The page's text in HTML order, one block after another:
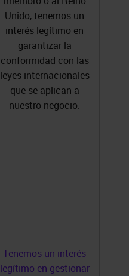
Unido, tenemos un
interés legítimo en
garantizar la
conformidad con las
leyes internacionales
que se aplican a
nuestro negocio.
Tenemos un interés
legítimo en gestionar